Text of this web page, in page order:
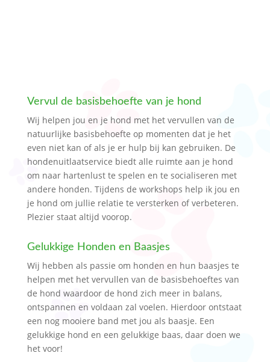
Vervul de basisbehoefte van je hond
Wij helpen jou en je hond met het vervullen van de
natuurlijke basisbehoefte op momenten dat je het
even niet kan of als je er hulp bij kan gebruiken. De
hondenuitlaatservice biedt alle ruimte aan je hond
om naar hartenlust te spelen en te socialiseren met
andere honden. Tijdens de workshops help ik jou en
je hond om jullie relatie te versterken of verbeteren.
Plezier staat altijd voorop.
Gelukkige Honden en Baasjes
Wij hebben als passie om honden en hun baasjes te
helpen met het vervullen van de basisbehoeftes van
de hond waardoor de hond zich meer in balans,
ontspannen en voldaan zal voelen. Hierdoor ontstaat
een nog mooiere band met jou als baasje. Een
gelukkige hond en een gelukkige baas, daar doen we
het voor!